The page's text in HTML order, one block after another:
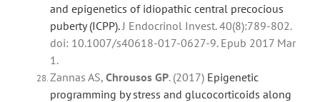
and epigenetics of idiopathic central precocious
puberty (ICPP).J Endocrinol Invest. 40(8):789-802.
doi: 10.1007/s40618-017-0627-9. Epub 2017 Mar
1.
Zannas AS, Chrousos GP. (2017) Epigenetic
programming by stress and glucocorticoids along